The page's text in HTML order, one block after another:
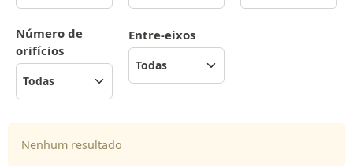
Número de
orifícios
Entre-eixos
Nenhum resultado